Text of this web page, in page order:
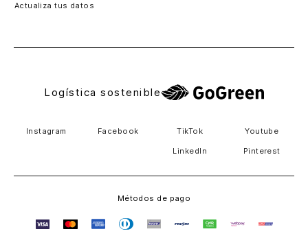
Actualiza tus datos
Logística sostenible
Instagram Facebook TikTok Youtube
LinkedIn Pinterest
Métodos de pago